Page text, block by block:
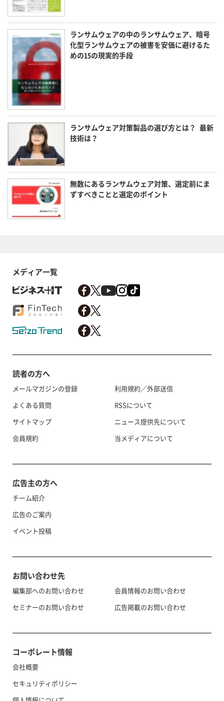
ランサムウェアの中のランサムウェア、暗号
化型ランサムウェアの被害を安価に避けるた
めの15の現実的手段
ランサムウェア対策製品の選び方とは？ 最新
技術は？
無数にあるランサムウェア対策、選定前にま
ずすべきことと選定のポイント
メディア一覧
読者の方へ
メールマガジンの登録
よくある質問
サイトマップ
会員規約
利用規約／外部送信
RSSについて
ニュース提供先について
当メディアについて
広告主の方へ
チーム紹介
広告のご案内
イベント投稿
お問い合わせ先
編集部へのお問い合わせ
セミナーのお問い合わせ
会員情報のお問い合わせ
広告掲載のお問い合わせ
コーポレート情報
会社概要
セキュリティポリシー